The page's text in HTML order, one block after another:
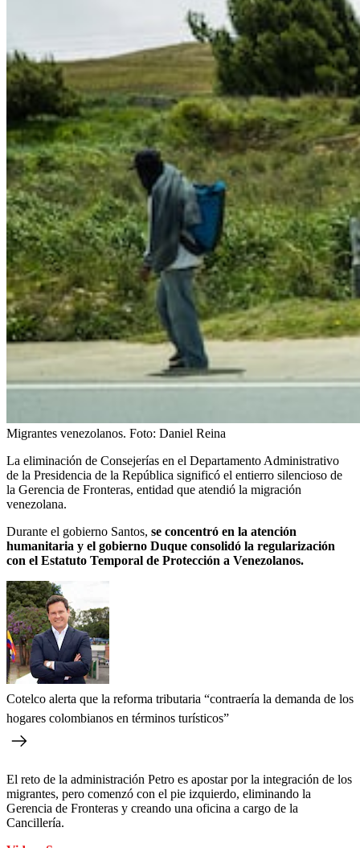
Migrantes venezolanos. Foto: Daniel Reina
La eliminación de Consejerías en el Departamento Administrativo
de la Presidencia de la República significó el entierro silencioso de
la Gerencia de Fronteras, entidad que atendió la migración
venezolana.
Durante el gobierno Santos, se concentró en la atención
humanitaria y el gobierno Duque consolidó la regularización
con el Estatuto Temporal de Protección a Venezolanos.
Cotelco alerta que la reforma tributaria “contraería la demanda de los
hogares colombianos en términos turísticos”
El reto de la administración Petro es apostar por la integración de los
migrantes, pero comenzó con el pie izquierdo, eliminando la
Gerencia de Fronteras y creando una oficina a cargo de la
Cancillería.